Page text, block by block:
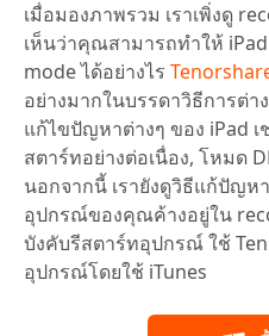
เมื่อมองภาพรวม เราเพิ่งดู
เห็นว่าคุณสามารถทำให้
mode ได้อย่างไร
อย่างมากในบรรดาวิธีการต่า
แก้ไขปัญหาต่างๆ ของ iPad เ
สตาร์ทอย่างต่อเนื่อง, โหมด
นอกจากนี้ เรายังดูวิธีแก้ปัญห
อุปกรณ์ของคุณค้างอยู่ใน
บังคับรีสตาร์ทอุปกรณ์ ใช้
อุปกรณ์โดยใช้ iTunes